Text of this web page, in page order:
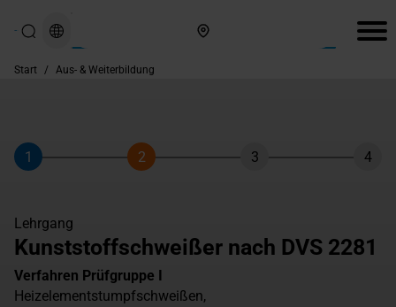
Start / Aus- & Weiterbildung
Schritt
1
Schritt
2
Schritt
3 4
Lehrgang
Kunststoffschweißer nach DVS 2281
Verfahren Prüfgruppe I
Heizelementstumpfschweißen,